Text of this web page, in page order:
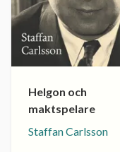
Helgon och
maktspelare
Staffan Carlsson